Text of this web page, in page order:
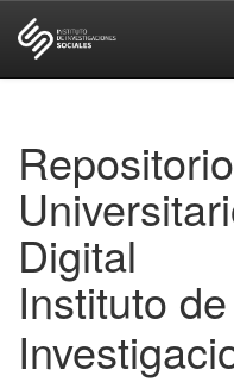
Repositorio
Digital
Instituto de